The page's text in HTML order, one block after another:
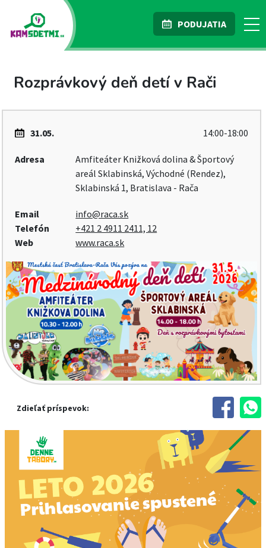
PODUJATIA
Rozprávkový deň detí v Rači
31.05. 14:00-18:00
Adresa
Amfiteáter Knižková dolina & Športový
areál Sklabinská, Východné (Rendez),
Sklabinská 1, Bratislava - Rača
Email
info@raca.sk
Telefón
+421 2 4911 2411, 12
Web
www.raca.sk
Zdieľať príspevok: